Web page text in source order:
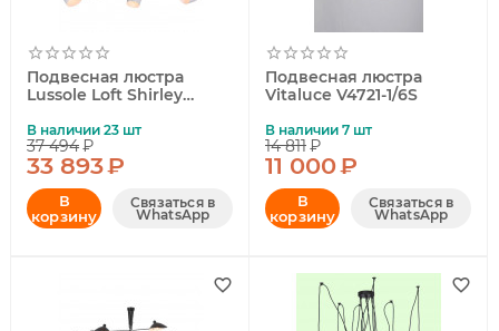
Подвесная люстра
Lussole Loft Shirley
В наличии 23 шт
37 494₽
33 893₽
В
корзину
Связаться в
WhatsApp
Подвесная люстра
Vitaluce V4721-1/6S
В наличии 7 шт
14 811₽
11 000₽
В
корзину
Связаться в
WhatsApp